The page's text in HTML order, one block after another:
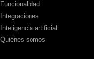
Funcionalidad
Integraciones
Inteligencia artificial
Quiénes somos